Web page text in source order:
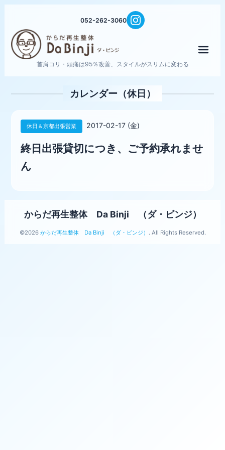
052-262-3060
首肩コリ・頭痛は95％改善、スタイルがスリムに変わる
カレンダー（休日）
休日＆京都出張営業 2017-02-17 (金)
終日出張貸切につき、ご予約承れませ
ん
からだ再生整体 Da Binji （ダ・ビンジ）
©2026 からだ再生整体 Da Binji （ダ・ビンジ） . All Rights Reserved.